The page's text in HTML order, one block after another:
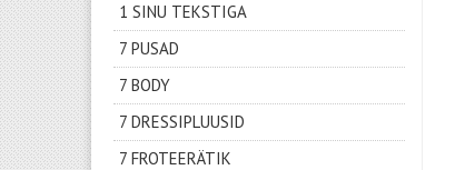
1 SINU TEKSTIGA
7 PUSAD
7 BODY
7 DRESSIPLUUSID
7 FROTEERÄTIK